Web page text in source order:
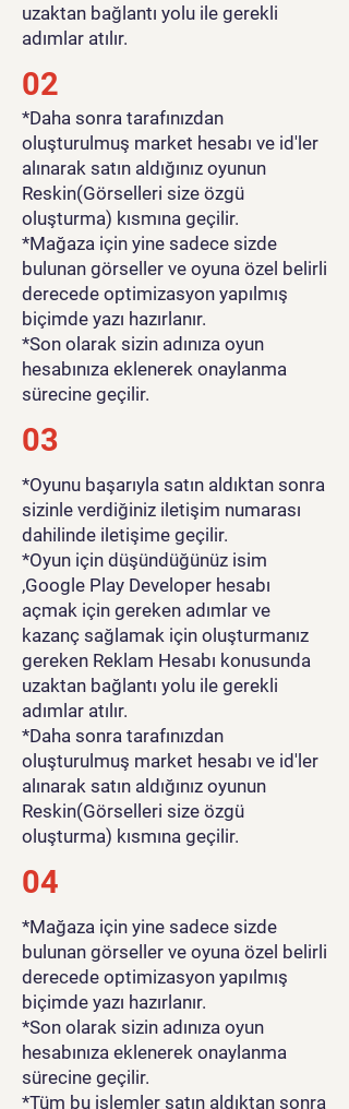
uzaktan bağlantı yolu ile gerekli
adımlar atılır.
02
*Daha sonra tarafınızdan
oluşturulmuş market hesabı ve id'ler
alınarak satın aldığınız oyunun
Reskin(Görselleri size özgü
oluşturma) kısmına geçilir.
*Mağaza için yine sadece sizde
bulunan görseller ve oyuna özel belirli
derecede optimizasyon yapılmış
biçimde yazı hazırlanır.
*Son olarak sizin adınıza oyun
hesabınıza eklenerek onaylanma
sürecine geçilir.
03
*Oyunu başarıyla satın aldıktan sonra
sizinle verdiğiniz iletişim numarası
dahilinde iletişime geçilir.
*Oyun için düşündüğünüz isim
,Google Play Developer hesabı
açmak için gereken adımlar ve
kazanç sağlamak için oluşturmanız
gereken Reklam Hesabı konusunda
uzaktan bağlantı yolu ile gerekli
adımlar atılır.
*Daha sonra tarafınızdan
oluşturulmuş market hesabı ve id'ler
alınarak satın aldığınız oyunun
Reskin(Görselleri size özgü
oluşturma) kısmına geçilir.
04
*Mağaza için yine sadece sizde
bulunan görseller ve oyuna özel belirli
derecede optimizasyon yapılmış
biçimde yazı hazırlanır.
*Son olarak sizin adınıza oyun
hesabınıza eklenerek onaylanma
sürecine geçilir.
*Tüm bu işlemler satın aldıktan sonra